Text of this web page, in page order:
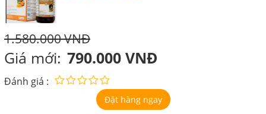
1.580.000 VNĐ
Giá mới: 790.000 VNĐ
Đánh giá :
Đặt hàng ngay